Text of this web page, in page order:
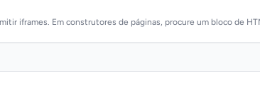
iframes. Em construtores de páginas, procure um bloco de